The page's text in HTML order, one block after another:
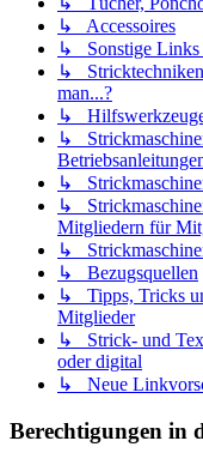
↳ Accessoires
↳ Sonstige Links
↳ Stricktechniken
man...?
↳
↳
↳
↳
Mitgliedern für
↳
↳ Bezugsquellen
↳ Tipps, Tricks
Mitglieder
↳ Strick- und
oder digital
↳ Neue
Berechtigungen in